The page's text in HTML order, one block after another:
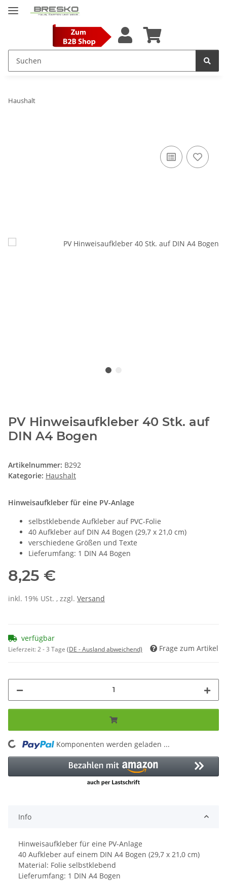
Haushalt
PV Hinweisaufkleber 40 Stk. auf
DIN A4 Bogen
Artikelnummer: B292
Kategorie: Haushalt
Hinweisaufkleber für eine PV-Anlage
selbstklebende Aufkleber auf PVC-Folie
40 Aufkleber auf DIN A4 Bogen (29,7 x 21,0 cm)
verschiedene Größen und Texte
Lieferumfang: 1 DIN A4 Bogen
8,25 €
inkl. 19% USt. , zzgl. Versand
verfügbar
Lieferzeit:2 - 3 Tage (DE - Ausland abweichend) Frage zum Artikel
Loading... Komponenten werden geladen ...
Info
Hinweisaufkleber für eine PV-Anlage
40 Aufkleber auf einem DIN A4 Bogen (29,7 x 21,0 cm)
Material: Folie selbstklebend
Lieferumfang: 1 DIN A4 Bogen